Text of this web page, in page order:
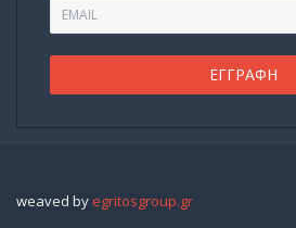
weaved by egritosgroup.gr